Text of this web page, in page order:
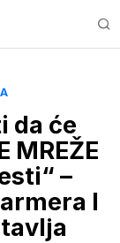
da će
MREŽE
–
I